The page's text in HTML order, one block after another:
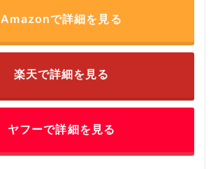
Amazonで詳細を見る
楽天で詳細を見る
ヤフーで詳細を見る